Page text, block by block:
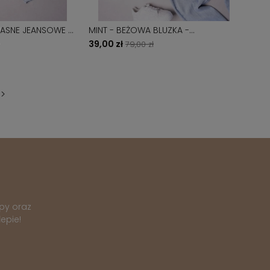
JEANSOWE Z
MINT - BEŻOWA BLUZKA -
CYRKONIOWA APLIKACJA KIESZONKI
39,00 zł 79,00 zł
>
oraz